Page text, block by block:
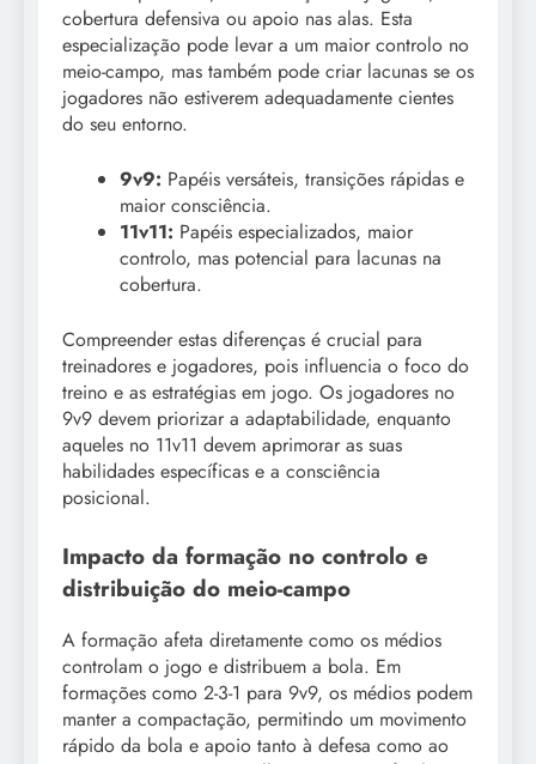
cobertura defensiva ou apoio nas alas. Esta
especialização pode levar a um maior controlo no
meio-campo, mas também pode criar lacunas se os
jogadores não estiverem adequadamente cientes
do seu entorno.
9v9: Papéis versáteis, transições rápidas e
maior consciência.
11v11: Papéis especializados, maior
controlo, mas potencial para lacunas na
cobertura.
Compreender estas diferenças é crucial para
treinadores e jogadores, pois influencia o foco do
treino e as estratégias em jogo. Os jogadores no
9v9 devem priorizar a adaptabilidade, enquanto
aqueles no 11v11 devem aprimorar as suas
habilidades específicas e a consciência
posicional.
Impacto da formação no controlo e
distribuição do meio-campo
A formação afeta diretamente como os médios
controlam o jogo e distribuem a bola. Em
formações como 2-3-1 para 9v9, os médios podem
manter a compactação, permitindo um movimento
rápido da bola e apoio tanto à defesa como ao